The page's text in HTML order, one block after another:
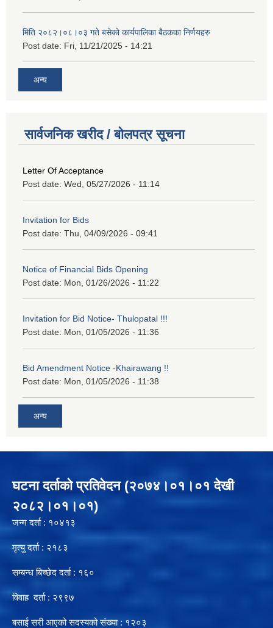
मिति २०८२।०८।०३ गते बसेको कार्यपालिका बैठकका निर्णयहरु
Post date: Fri, 11/21/2025 - 14:21
अन्य
सार्वजनिक खरीद / बोलपत्र सूचना
Letter Of Acceptance
Post date: Wed, 05/27/2026 - 11:14
Invitation for Bids
Post date: Thu, 04/09/2026 - 09:41
Notice of Financial Bids Opening
Post date: Mon, 01/26/2026 - 11:22
Invitation for Bid Notice- Thulopatal !!!
Post date: Mon, 01/05/2026 - 11:36
Bid Amendment Notice -Khairawang !!
Post date: Mon, 01/05/2026 - 11:38
अन्य
घटना दर्ताको प्रतिवेदन (२०७४।०१।०१ देखी
२०८२।०१।०१)
जन्म दर्ता : १०४१३
मृत्यु दर्ता : २१८३
सम्बन्ध बिच्छेद दर्ता : १६०
विवाह दर्ता : २९९७
बसाई सरी आएको सदस्यको संख्या : १२०३